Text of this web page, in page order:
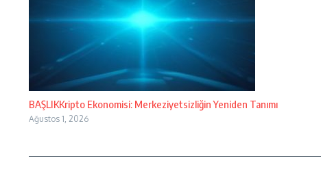
BAŞLIKKripto Ekonomisi: Merkeziyetsizliğin Yeniden Tanımı
Ağustos 1, 2026